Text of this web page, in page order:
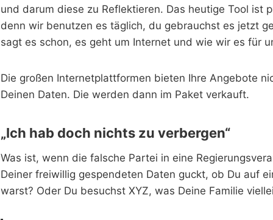
und darum diese zu Reflektieren. Das heutige Tool ist
denn wir benutzen es täglich, du gebrauchst es jetzt
sagt es schon, es geht um Internet und wie wir es für
Die großen Internetplattformen bieten Ihre Angebote
Deinen Daten. Die werden dann im Paket verkauft.
„Ich hab doch nichts zu verbergen“
Was ist, wenn die falsche Partei in eine
Deiner freiwillig gespendeten Daten guckt, ob Du auf
warst? Oder Du besuchst XYZ, was Deine Familie